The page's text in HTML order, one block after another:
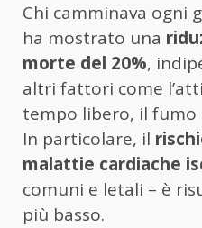
Chi camminava ogni
ha mostrato una
morte del 20%,
altri fattori come
tempo libero, il fumo
In particolare, il
malattie cardiache
comuni e letali – è
più basso.